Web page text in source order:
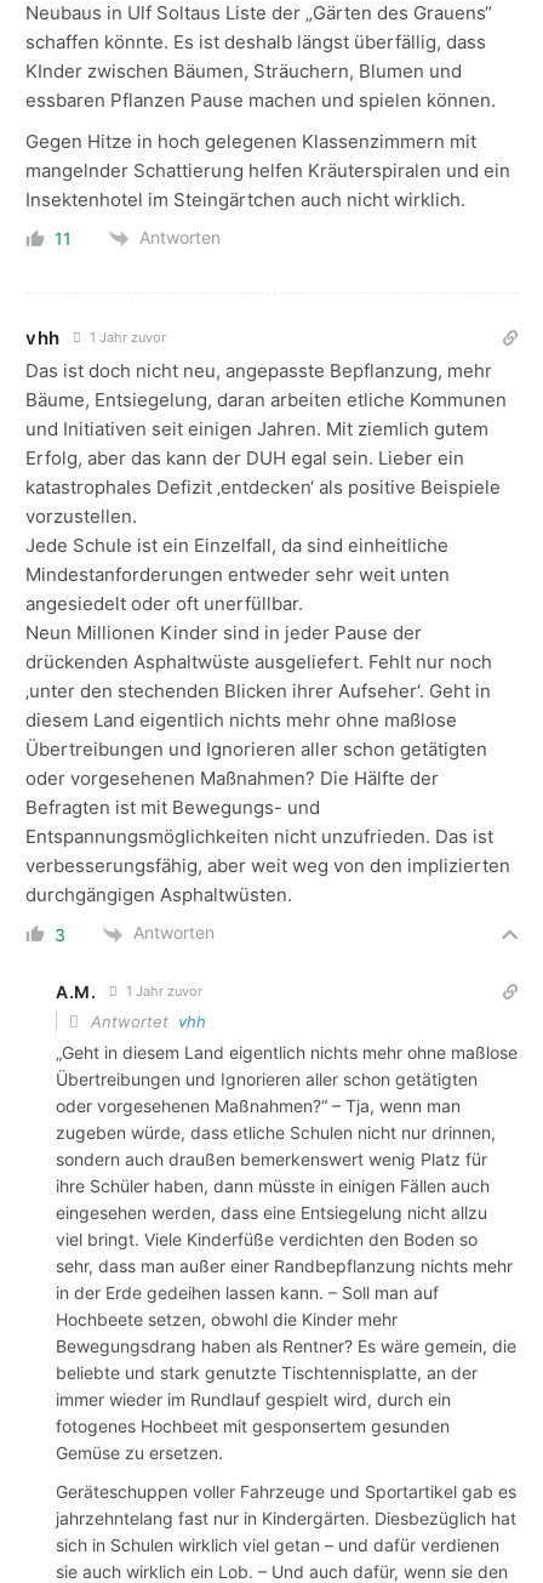
Neubaus in Ulf Soltaus Liste der „Gärten des Grauens“
schaffen könnte. Es ist deshalb längst überfällig, dass
KInder zwischen Bäumen, Sträuchern, Blumen und
essbaren Pflanzen Pause machen und spielen können.
Gegen Hitze in hoch gelegenen Klassenzimmern mit
mangelnder Schattierung helfen Kräuterspiralen und ein
Insektenhotel im Steingärtchen auch nicht wirklich.
11 Antworten
vhh 1 Jahr zuvor
Das ist doch nicht neu, angepasste Bepflanzung, mehr
Bäume, Entsiegelung, daran arbeiten etliche Kommunen
und Initiativen seit einigen Jahren. Mit ziemlich gutem
Erfolg, aber das kann der DUH egal sein. Lieber ein
katastrophales Defizit ‚entdecken‘ als positive Beispiele
vorzustellen.
Jede Schule ist ein Einzelfall, da sind einheitliche
Mindestanforderungen entweder sehr weit unten
angesiedelt oder oft unerfüllbar.
Neun Millionen Kinder sind in jeder Pause der
drückenden Asphaltwüste ausgeliefert. Fehlt nur noch
‚unter den stechenden Blicken ihrer Aufseher‘. Geht in
diesem Land eigentlich nichts mehr ohne maßlose
Übertreibungen und Ignorieren aller schon getätigten
oder vorgesehenen Maßnahmen? Die Hälfte der
Befragten ist mit Bewegungs- und
Entspannungsmöglichkeiten nicht unzufrieden. Das ist
verbesserungsfähig, aber weit weg von den implizierten
durchgängigen Asphaltwüsten.
3 Antworten
A.M. 1 Jahr zuvor
Antwortet vhh
„Geht in diesem Land eigentlich nichts mehr ohne maßlose
Übertreibungen und Ignorieren aller schon getätigten
oder vorgesehenen Maßnahmen?“ – Tja, wenn man
zugeben würde, dass etliche Schulen nicht nur drinnen,
sondern auch draußen bemerkenswert wenig Platz für
ihre Schüler haben, dann müsste in einigen Fällen auch
eingesehen werden, dass eine Entsiegelung nicht allzu
viel bringt. Viele Kinderfüße verdichten den Boden so
sehr, dass man außer einer Randbepflanzung nichts mehr
in der Erde gedeihen lassen kann. – Soll man auf
Hochbeete setzen, obwohl die Kinder mehr
Bewegungsdrang haben als Rentner? Es wäre gemein, die
beliebte und stark genutzte Tischtennisplatte, an der
immer wieder im Rundlauf gespielt wird, durch ein
fotogenes Hochbeet mit gesponsertem gesunden
Gemüse zu ersetzen.
Geräteschuppen voller Fahrzeuge und Sportartikel gab es
jahrzehntelang fast nur in Kindergärten. Diesbezüglich hat
sich in Schulen wirklich viel getan – und dafür verdienen
sie auch wirklich ein Lob. – Und auch dafür, wenn sie den